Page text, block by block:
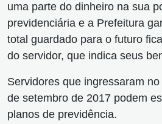
uma parte do dinheiro na sua
previdenciária e a Prefeitura
total guardado para o futuro
do servidor, que indica seus
Servidores que ingressaram
de setembro de 2017 podem
planos de previdência.